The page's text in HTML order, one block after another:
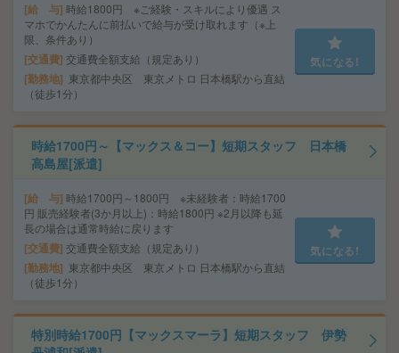
給 与 時給1800円 ※ご経験・スキルにより優遇 ス
マホでかんたんに前払いで給与が受け取れます（※上
限、条件あり）
交通費 交通費全額支給（規定あり）
勤務地
東京都中央区 東京メトロ 日本橋駅から直結
（徒歩1分）
気になる!
時給1700円～【マックス＆コー】短期スタッフ 日本橋
高島屋[派遣]
給 与 時給1700円～1800円 ※未経験者：時給1700
円 販売経験者(3か月以上)：時給1800円 ※2月以降も延
長の場合は通常時給に戻ります
交通費 交通費全額支給（規定あり）
勤務地
東京都中央区 東京メトロ 日本橋駅から直結
（徒歩1分）
気になる!
特別時給1700円【マックスマーラ】短期スタッフ 伊勢